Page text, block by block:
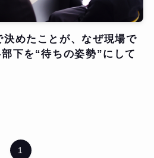
めたことが、なぜ現場で
下を“待ちの姿勢”にして
1